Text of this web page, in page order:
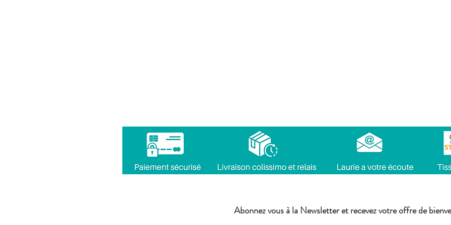
Abonnez vous à la Newsletter et recevez votre offre de